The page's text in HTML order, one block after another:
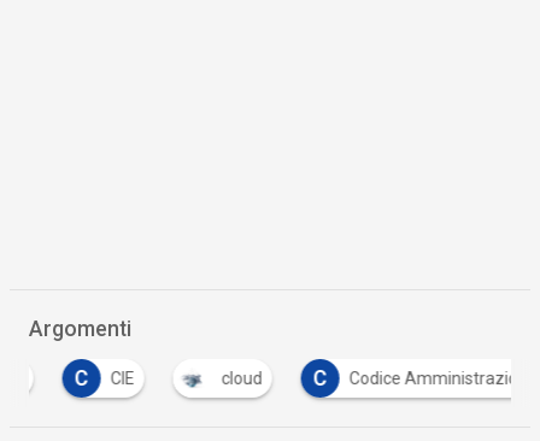
Argomenti
CIE cloud Codice Amministrazione